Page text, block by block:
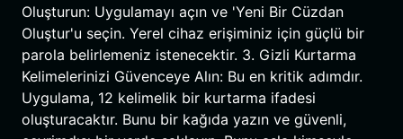
Oluşturun: Uygulamayı açın ve 'Yeni Bir Cüzdan
Oluştur'u seçin. Yerel cihaz erişiminiz için güçlü bir
parola belirlemeniz istenecektir. 3. Gizli Kurtarma
Kelimelerinizi Güvenceye Alın: Bu en kritik adımdır.
Uygulama, 12 kelimelik bir kurtarma ifadesi
oluşturacaktır. Bunu bir kağıda yazın ve güvenli,